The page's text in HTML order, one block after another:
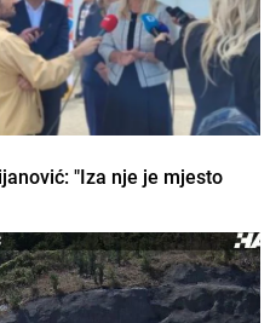
"Iza nje je mjesto